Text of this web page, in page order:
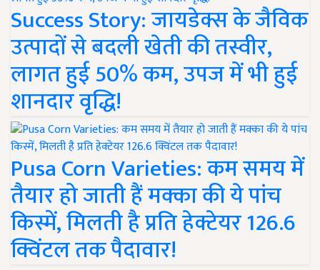
Success Story: जायडेक्स के जैविक
उत्पादों से बदली खेती की तस्वीर,
लागत हुई 50% कम, उपज में भी हुई
शानदार वृद्धि!
Pusa Corn Varieties: कम समय में
तैयार हो जाती हैं मक्का की ये पांच
किस्में, मिलती है प्रति हेक्टेयर 126.6
क्विंटल तक पैदावार!